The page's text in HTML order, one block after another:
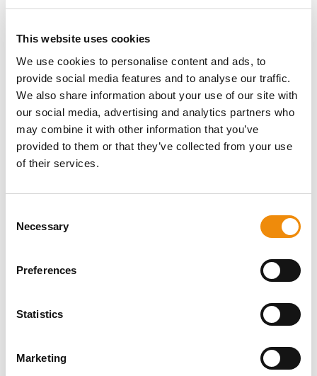
This website uses cookies
We use cookies to personalise content and ads, to
provide social media features and to analyse our traffic.
We also share information about your use of our site with
our social media, advertising and analytics partners who
may combine it with other information that you’ve
provided to them or that they’ve collected from your use
of their services.
Selection
Necessary
Preferences
Statistics
Marketing
levels?
Met de Cavalor levels is het afstemmen van voeding op
de specifieke behoefte van paard én ruiter eenvoudig.
Ben je nog niet bekend met de Cavalor voeders en wil je
graag een start maken? Kies dan het eerste voer op basis
van deze richtlijnen:
LEVEL 1: voor paarden die recreatief tot licht getraind
worden of sensibele paarden
LEVEL 4 & 5: voor paarden die topsportprestaties
Strucomix Sport. Alles wat jouw
Cavalor presenteert een Strucomix Sport: dé meest
Cavalor Strucomix